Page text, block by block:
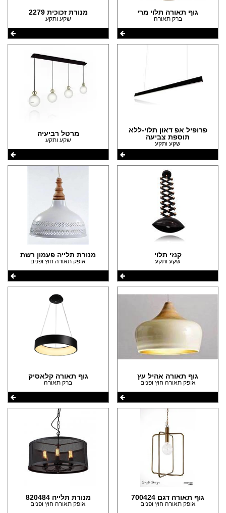
גוף תאורה תלוי מרי
ברק תאורה
מנורת זכוכית 2279
שקע ותקע
פרופיל אפ דאון תלוי-ללא
תוספת צביעה
שקע ותקע
מרטל רביעיה
שקע ותקע
קנזי תלוי
שקע ותקע
מנורת תלייה פעמון רשת
אופק תאורה חוץ ופנים
גוף תאורה אהיל עץ
אופק תאורה חוץ ופנים
גוף תאורה קלאסיק
ברק תאורה
גוף תאורה דגם 700424
אופק תאורה חוץ ופנים
מנורת תלייה 820484
אופק תאורה חוץ ופנים